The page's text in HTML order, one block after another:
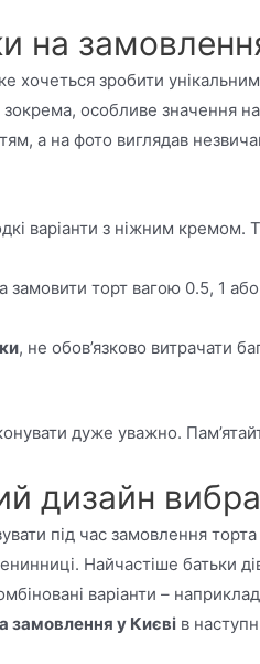
на
хочеться зробити
особливе значення
а на фото виглядав
варіанти з ніжним кремом.
замовити торт вагою 0.5, 1
, не обов’язково витрачати
дуже уважно.
дизайн
під час замовлення
Найчастіше батьки
варіанти –
замовлення у Києві в